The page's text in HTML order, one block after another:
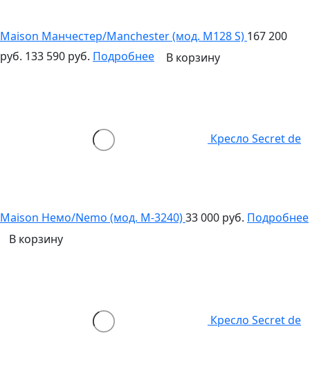
Maison Манчестер/Manchester (мод. M128 S) 167 200
руб. 133 590 руб. Подробнее В корзину
Кресло Secret de
Maison Немо/Nemo (мод. M-3240)33 000 руб. Подробнее
В корзину
Кресло Secret de